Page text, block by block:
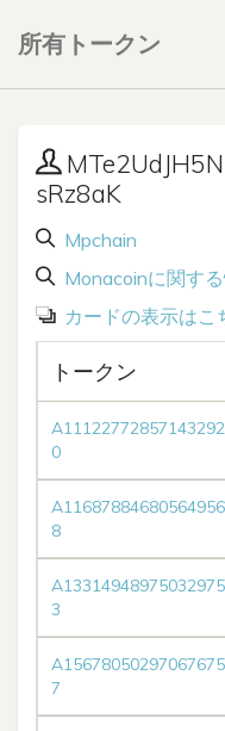
所有トークン
sRz8aK
Mpchain
Monacoinに関す
カードの表示はこ
トークン
0
8
3
7